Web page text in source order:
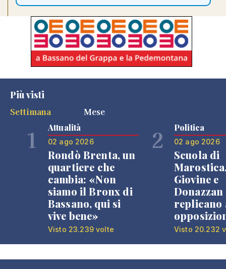
Più visti
Settimana
Mese
1 Attualità
02 ago 2026
Rondò Brenta, un
quartiere che
cambia: «Non
siamo il Bronx di
Bassano, qui si
vive bene»
Visto 23.239 volte
2 Politica
02 ago 2026
Scuola di
Giovine e
Donazzan
replicano
Visto 20.232